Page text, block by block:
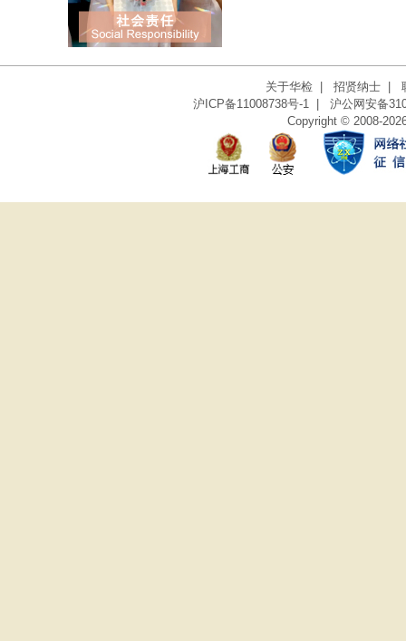
关于华检 招贤纳士
沪ICP备11008738号-1
沪公网安备
Copyright © 2008-